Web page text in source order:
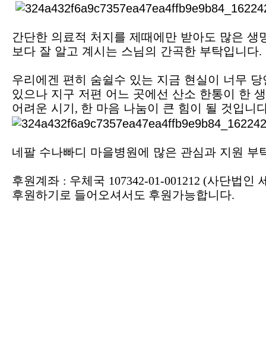
간단한 의료적 처지를 제때에만 받아도 많은 생
보다 잘 알고 계시는 스님의 간곡한 부탁입니다.
우리에겐 편히 숨쉴수 있는 지금 현실이 너무
있으나 지구 저편 어느 곳에선 산소 한통이 한
어려운 시기, 한 마음 나눔이 큰 힘이 될 것입니
네팔 수나빠디 마을병원에 많은 관심과 지원 부
후원계좌 : 우체국 107342-01-001212 (사단법인
후원하기로 들어오셔서도 후원가능합니다.